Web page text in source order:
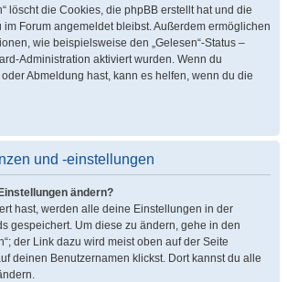
löscht die Cookies, die phpBB erstellt hat und die
im Forum angemeldet bleibst. Außerdem ermöglichen
wie beispielsweise den „Gelesen“-Status –
Administration aktiviert wurden. Wenn du
Abmeldung hast, kann es helfen, wenn du die
und -einstellungen
ändern?
hast, werden alle deine Einstellungen in der
gespeichert. Um diese zu ändern, gehe in den
der Link dazu wird meist oben auf der Seite
deinen Benutzernamen klickst. Dort kannst du alle